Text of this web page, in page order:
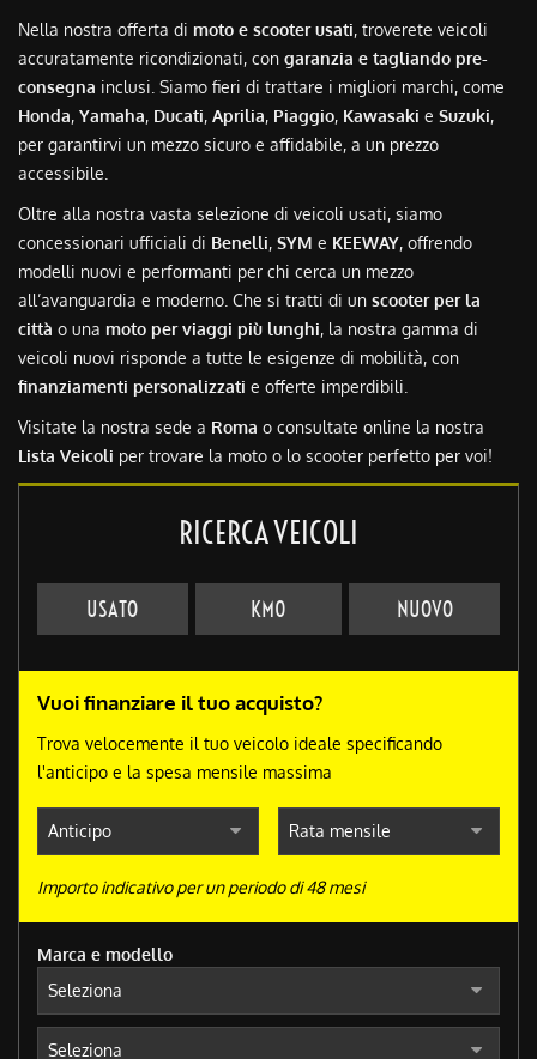
Nella nostra offerta di moto e scooter usati, troverete veicoli
accuratamente ricondizionati, con garanzia e tagliando pre-
consegna inclusi. Siamo fieri di trattare i migliori marchi, come
Honda, Yamaha, Ducati, Aprilia, Piaggio, Kawasaki e Suzuki,
per garantirvi un mezzo sicuro e affidabile, a un prezzo
accessibile.
Oltre alla nostra vasta selezione di veicoli usati, siamo
concessionari ufficiali di Benelli, SYM e KEEWAY, offrendo
modelli nuovi e performanti per chi cerca un mezzo
all’avanguardia e moderno. Che si tratti di un scooter per la
città o una moto per viaggi più lunghi, la nostra gamma di
veicoli nuovi risponde a tutte le esigenze di mobilità, con
finanziamenti personalizzati e offerte imperdibili.
Visitate la nostra sede a Roma o consultate online la nostra
Lista Veicoli per trovare la moto o lo scooter perfetto per voi!
RICERCA VEICOLI
USATO KM0 NUOVO
Vuoi finanziare il tuo acquisto?
Trova velocemente il tuo veicolo ideale specificando
l'anticipo e la spesa mensile massima
Importo indicativo per un periodo di 48 mesi
Marca e modello